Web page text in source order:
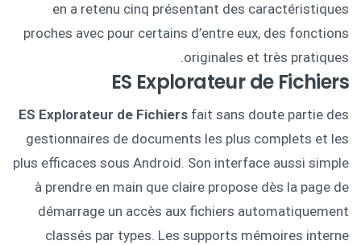
en a retenu cinq présentant des caractéristiques
proches avec pour certains d’entre eux, des fonctions
originales et très pratiques.
ES Explorateur de Fichiers
ES Explorateur de Fichiers fait sans doute partie des
gestionnaires de documents les plus complets et les
plus efficaces sous Android. Son interface aussi simple
à prendre en main que claire propose dès la page de
démarrage un accès aux fichiers automatiquement
classés par types. Les supports mémoires interne